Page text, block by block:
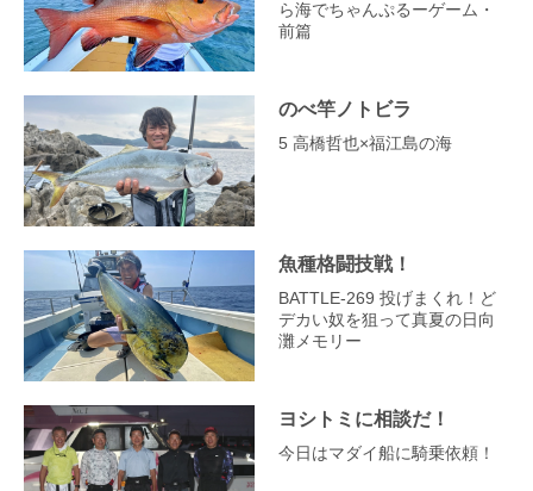
ら海でちゃんぷるーゲーム・
前篇
のべ竿ノトビラ
5 高橋哲也×福江島の海
魚種格闘技戦！
BATTLE-269 投げまくれ！ど
デカい奴を狙って真夏の日向
灘メモリー
ヨシトミに相談だ！
今日はマダイ船に騎乗依頼！